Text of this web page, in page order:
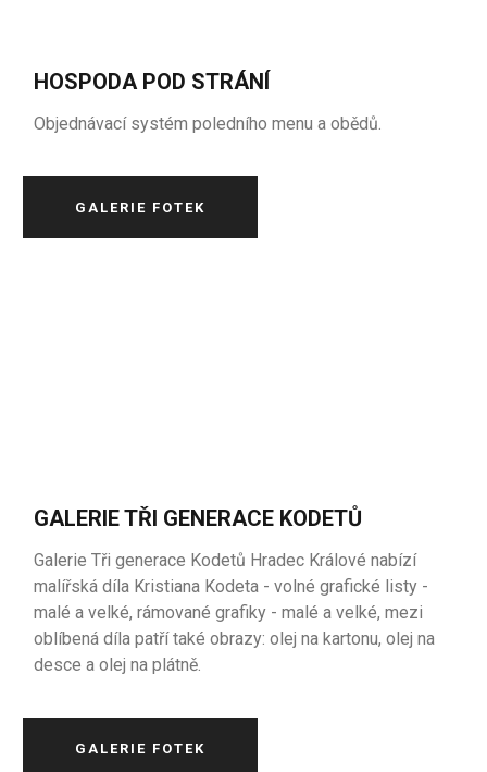
HOSPODA POD STRÁNÍ
Objednávací systém poledního menu a obědů.
GALERIE FOTEK
GALERIE TŘI GENERACE KODETŮ
Galerie Tři generace Kodetů Hradec Králové nabízí
malířská díla Kristiana Kodeta - volné grafické listy -
malé a velké, rámované grafiky - malé a velké, mezi
oblíbená díla patří také obrazy: olej na kartonu, olej na
desce a olej na plátně.
GALERIE FOTEK